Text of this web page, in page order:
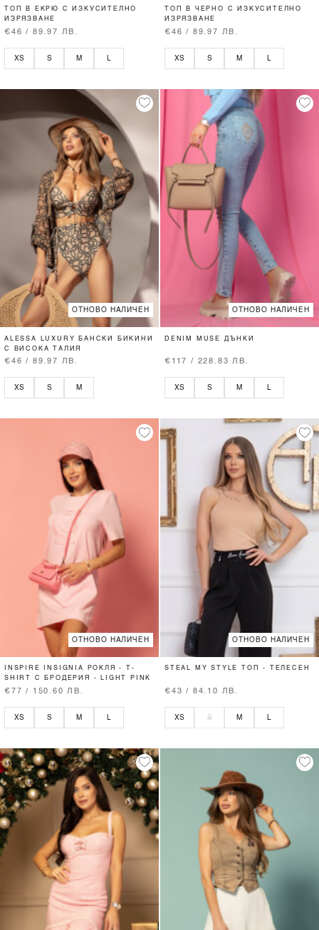
ТОП В ЕКРЮ С ИЗКУСИТЕЛНО
ИЗРЯЗВАНЕ
€46 / 89.97 ЛВ.
XS S M
ТОП В ЧЕРНО С ИЗКУСИТЕЛНО
ИЗРЯЗВАНЕ
€46 / 89.97 ЛВ.
XS S M
ОТНОВО НАЛИЧЕН
ALESSA LUXURY БАНСКИ БИКИНИ
С ВИСОКА ТАЛИЯ
€46 / 89.97 ЛВ.
XS S M
ОТНОВО НАЛИЧЕН
DENIM MUSE ДЪНКИ
€117 / 228.83 ЛВ.
XS S M L
ОТНОВО НАЛИЧЕН
INSPIRE INSIGNIA РОКЛЯ - T-
SHIRT С БРОДЕРИЯ - LIGHT PINK
€77 / 150.60 ЛВ.
XS S M
ОТНОВО НАЛИЧЕН
STEAL MY STYLE ТОП - ТЕЛЕСЕН
€43 / 84.10 ЛВ.
XS S M